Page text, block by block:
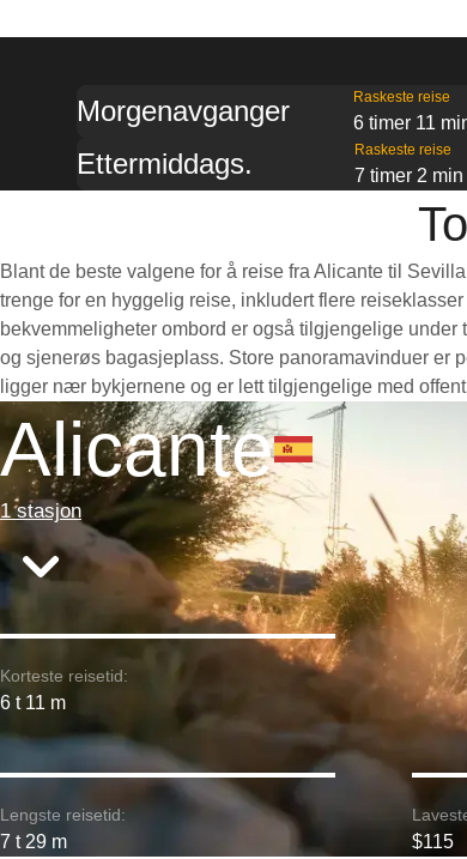
Morgenavganger Raskeste reise
6 timer 11
Ettermiddags. Raskeste reise
7 timer 2 min
Blant de beste valgene for å reise fra Alicante til
trenge for en hyggelig reise, inkludert flere
bekvemmeligheter ombord er også tilgjengelige
og sjenerøs bagasjeplass. Store panoramavinduer er
ligger nær bykjernene og er lett tilgjengelige med
Alicante
1 stasjon
Korteste reisetid:
6 t 11 m
Lengste reisetid:
7 t 29 m $115